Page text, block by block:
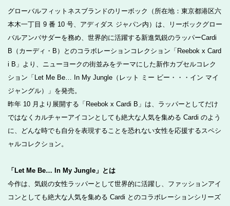
グローバルフィットネスブランドのリーボック（所在地：東京都港区六
本木一丁目 9 番 10 号、アディダス ジャパン内）は、リーボックグロー
バルアンバサダーを務め、世界的に活躍する新進気鋭のラッパーCardi
B（カーディ・B）とのコラボレーションコレクション「Reebok x Card
i B」より、ニューヨークの街並みをテーマにした新作カプセルコレク
ション「Let Me Be… In My Jungle（レット ミー ビー・・・イン マイ
ジャングル）」を発売。
昨年 10 月より展開する「Reebok x Cardi B」は、ラッパーとしてだけ
ではなくカルチャーアイコンとしても絶大な人気を集める Cardi のよう
に、どんな時でも自分を表現することを恐れない女性を応援するスペシ
ャルコレクション。
「Let Me Be… In My Jungle」とは
今作は、気鋭の女性ラッパーとして世界的に活躍し、ファッションアイ
コンとしても絶大な人気を集める Cardi とのコラボレーションシリーズ